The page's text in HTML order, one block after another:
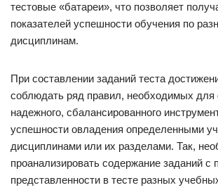
тестовые «батареи», что позволяет
показателей успешности обучения по
дисциплинам.
При составлении заданий теста
соблюдать ряд правил, необходимых для
надежного, сбалансированного
успешности овладения определенными
дисциплинами или их разделами. Так,
проанализировать содержание заданий с
представленности в тесте разных